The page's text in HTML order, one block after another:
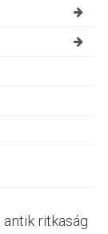
antik ritkaság